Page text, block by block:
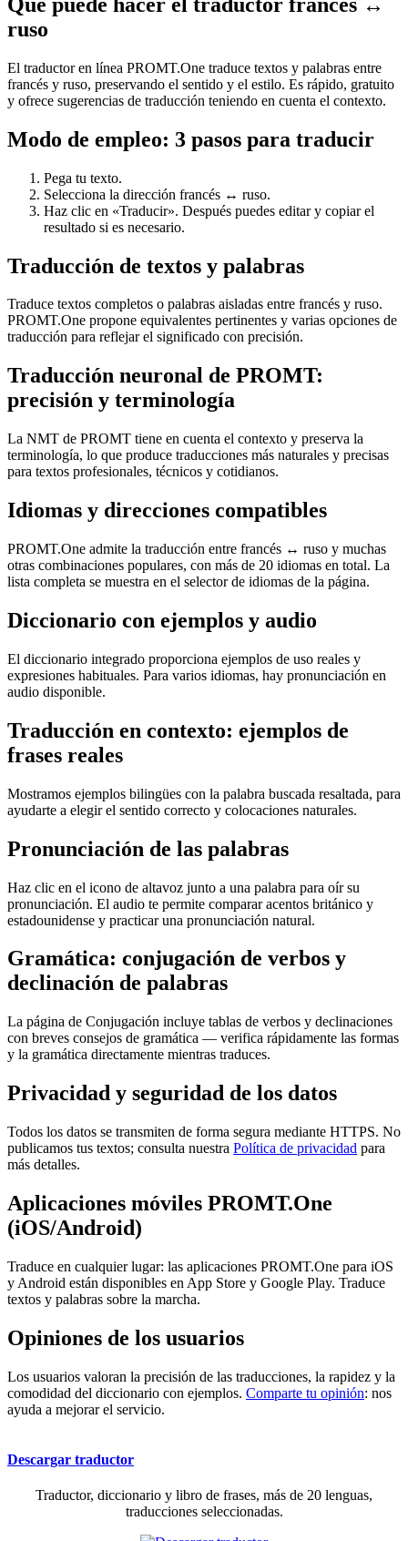
ruso
El traductor en línea PROMT.One traduce textos y palabras entre
francés y ruso, preservando el sentido y el estilo. Es rápido, gratuito
y ofrece sugerencias de traducción teniendo en cuenta el contexto.
Modo de empleo: 3 pasos para traducir
Pega tu texto.
Selecciona la dirección francés ↔ ruso.
Haz clic en «Traducir». Después puedes editar y copiar el
resultado si es necesario.
Traducción de textos y palabras
Traduce textos completos o palabras aisladas entre francés y ruso.
PROMT.One propone equivalentes pertinentes y varias opciones de
traducción para reflejar el significado con precisión.
Traducción neuronal de PROMT:
precisión y terminología
La NMT de PROMT tiene en cuenta el contexto y preserva la
terminología, lo que produce traducciones más naturales y precisas
para textos profesionales, técnicos y cotidianos.
Idiomas y direcciones compatibles
PROMT.One admite la traducción entre francés ↔ ruso y muchas
otras combinaciones populares, con más de 20 idiomas en total. La
lista completa se muestra en el selector de idiomas de la página.
Diccionario con ejemplos y audio
El diccionario integrado proporciona ejemplos de uso reales y
expresiones habituales. Para varios idiomas, hay pronunciación en
audio disponible.
Traducción en contexto: ejemplos de
frases reales
Mostramos ejemplos bilingües con la palabra buscada resaltada, para
ayudarte a elegir el sentido correcto y colocaciones naturales.
Pronunciación de las palabras
Haz clic en el icono de altavoz junto a una palabra para oír su
pronunciación. El audio te permite comparar acentos británico y
estadounidense y practicar una pronunciación natural.
Gramática: conjugación de verbos y
declinación de palabras
La página de Conjugación incluye tablas de verbos y declinaciones
con breves consejos de gramática — verifica rápidamente las formas
y la gramática directamente mientras traduces.
Privacidad y seguridad de los datos
Todos los datos se transmiten de forma segura mediante HTTPS. No
publicamos tus textos; consulta nuestra Política de privacidad para
más detalles.
Aplicaciones móviles PROMT.One
(iOS/Android)
Traduce en cualquier lugar: las aplicaciones PROMT.One para iOS
y Android están disponibles en App Store y Google Play. Traduce
textos y palabras sobre la marcha.
Opiniones de los usuarios
Los usuarios valoran la precisión de las traducciones, la rapidez y la
comodidad del diccionario con ejemplos. Comparte tu opinión: nos
ayuda a mejorar el servicio.
Descargar traductor
Traductor, diccionario y libro de frases, más de 20 lenguas,
traducciones seleccionadas.